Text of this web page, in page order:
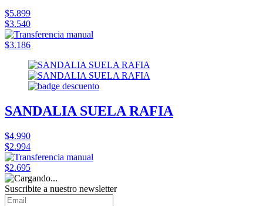
$5.899
$3.540
$3.186
SANDALIA SUELA RAFIA
$4.990
$2.994
$2.695
Suscribite a nuestro newsletter